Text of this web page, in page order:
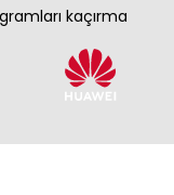
kaçırma